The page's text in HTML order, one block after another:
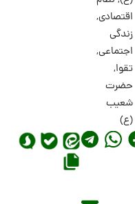
اقتصادی,
زندگی
اجتماعی,
تقوا,
حضرت
شعیب
(ع)